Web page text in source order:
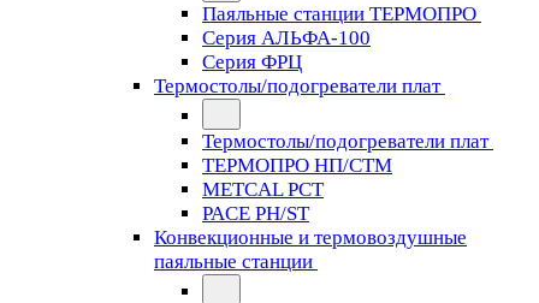
Паяльные станции ТЕРМОПРО
Серия АЛЬФА-100
Серия ФРЦ
Термостолы/подогреватели плат
Термостолы/подогреватели плат
ТЕРМОПРО НП/СТМ
METCAL PCT
PACE PH/ST
Конвекционные и термовоздушные
паяльные станции